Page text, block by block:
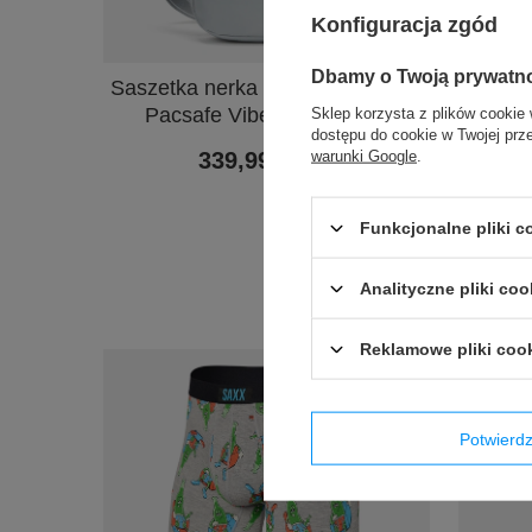
Saszetka nerka antykradzieżowa
Pacsafe Vibe 100 - Szara
339,99 zł szt.
Kubek
przed
Konfiguracja zgód
Dbamy o Twoją
Sklep korzysta z plików cookie
dostępu do cookie w Twojej
warunki Google
Funkcjonalne pliki
Analityczne pliki
Reklamowe pliki